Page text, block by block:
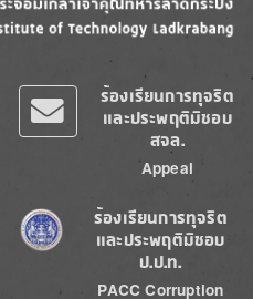
ร้องเรียนการทุจริต
และประพฤติมิชอบ
สจล.
Appeal
Image
ร้องเรียนการทุจริต
และประพฤติมิชอบ
ป.ป.ท.
PACC Corruption